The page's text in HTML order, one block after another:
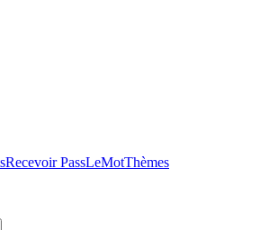
Recevoir PassLeMotThèmes